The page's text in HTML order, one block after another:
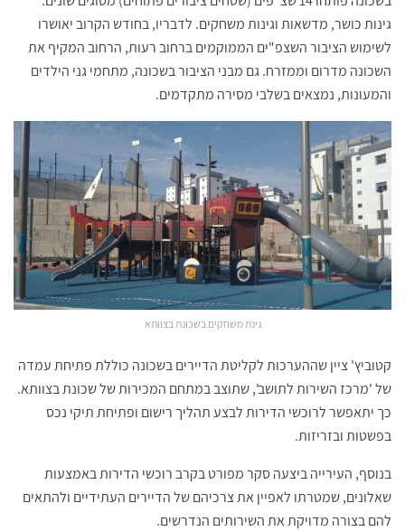
גינות כושר, מדשאות וגינות משחקים. לדבריו, בחודש הקרוב יאושרו
לשימוש הציבור השצפ"ים הממוקמים ברחוב רעות, הרחוב המקיף את
השכונה מדרום וממזרח. גם מבני הציבור בשכונה, מתחמי גני הילדים
והמעונות, נמצאים בשלבי מסירה מתקדמים.
גינת משחקים בשכונת בצוותא
קטוביץ' ציין שההערכות לקליטת הדיירים בשכונה כוללת פתיחת עמדה
של 'מרכז השירות לתושב', שתוצב במתחם המכירות של שכונת בצוותא.
כך יתאפשר לרוכשי הדירות לבצע תהליך רישום ופתיחת תיקי נכס
בפשטות ובזריזות.
בנוסף, העירייה ביצעה סקר מפורט בקרב רוכשי הדירות באמצעות
שאלונים, שמטרתו לאפיין את צרכיהם של הדיירים העתידיים ולהתאים
להם בצורה מדויקת את השירותים הנדרשים.